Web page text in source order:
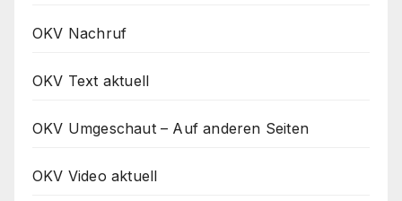
OKV Nachruf
OKV Text aktuell
OKV Umgeschaut – Auf anderen Seiten
OKV Video aktuell